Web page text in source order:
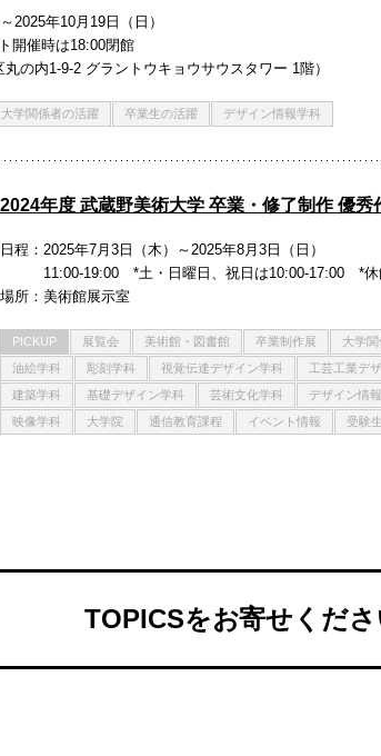
2025年10月19日（日）
開催時は18:00閉館
の内1-9-2 グラントウキョウサウスタワー 1階）
大学関係者の活躍 卒業生の活躍 デザイン情報学科
2024年度 武蔵野美術大学 卒業・修了制作 優秀
日程
2025年7月3日（木）～2025年8月3日（日）
11:00-19:00 *土・日曜日、祝日は10:00-17:00 *休
場所
美術館展示室
PICKUP 展覧会 美術館・図書館 卒業制作展 大学
油絵学科
彫刻学科 視覚伝達デザイン学科 工芸工業デ
建築学科
基礎デザイン学科 芸術文化学科 デザイン情
映像学科
大学院 通信教育課程 イベント情報 受験
TOPICSをお寄せくださ